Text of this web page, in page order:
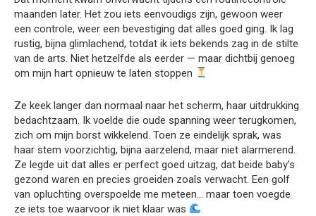
maanden later. Het zou iets eenvoudigs zijn, gewoon weer
een controle, weer een bevestiging dat alles goed ging. Ik lag
rustig, bijna glimlachend, totdat ik iets bekends zag in de stilte
van de arts. Niet hetzelfde als eerder — maar dichtbij genoeg
om mijn hart opnieuw te laten stoppen
Ze keek langer dan normaal naar het scherm, haar uitdrukking
bedachtzaam. Ik voelde die oude spanning weer terugkomen,
zich om mijn borst wikkelend. Toen ze eindelijk sprak, was
haar stem voorzichtig, bijna aarzelend, maar niet alarmerend.
Ze legde uit dat alles er perfect goed uitzag, dat beide baby’s
gezond waren en precies groeiden zoals verwacht. Een golf
van opluchting overspoelde me meteen… maar toen voegde
ze iets toe waarvoor ik niet klaar was